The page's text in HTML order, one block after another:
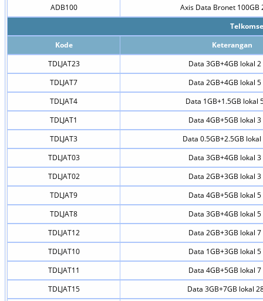
ADB100
Axis Data Bronet 100GB
Kode
Keterangan
TDLJAT23
Data 3GB+4GB lokal
TDLJAT7
Data 2GB+4GB lokal
TDLJAT4
Data 1GB+1.5GB lokal
TDLJAT1
Data 4GB+5GB lokal
TDLJAT3
Data 0.5GB+2.5GB
TDLJAT03
Data 3GB+4GB lokal
TDLJAT02
Data 2GB+3GB lokal
TDLJAT9
Data 4GB+5GB lokal
TDLJAT8
Data 3GB+4GB lokal
TDLJAT12
Data 2GB+3GB lokal
TDLJAT10
Data 1GB+3GB lokal
TDLJAT11
Data 4GB+5GB lokal
TDLJAT15
Data 3GB+7GB lokal